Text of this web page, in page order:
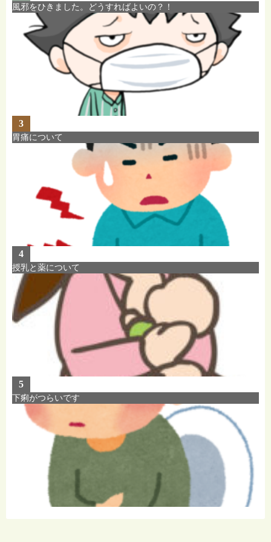
風邪をひきました。どうすればよいの？！
3
胃痛について
4
授乳と薬について
5
下痢がつらいです